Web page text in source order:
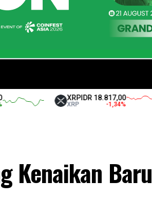
XRP IDR 18.817,00
XRP -1,34
Kenaikan Baru